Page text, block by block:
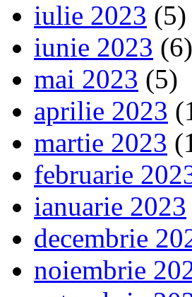
iulie 2023 (5)
iunie 2023 (6)
mai 2023 (5)
aprilie 2023
martie 2023
februarie
ianuarie 2023
decembrie
noiembrie